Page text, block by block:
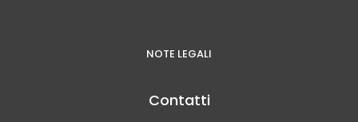
NOTE LEGALI
Contatti